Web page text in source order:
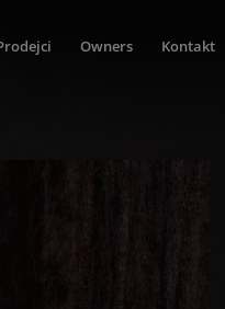
Owners Kontakt